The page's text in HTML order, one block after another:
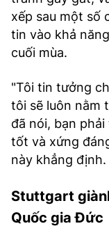
xếp sau một số
tin vào khả
cuối mùa.
"Tôi tin tưởng
tôi sẽ luôn nằm
đã nói, bạn
tốt và xứng
này khẳng định.
Stuttgart
Quốc gia Đức